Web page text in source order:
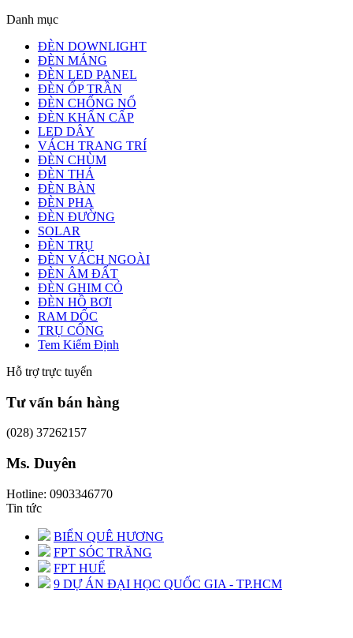
Danh mục
ĐÈN DOWNLIGHT
ĐÈN MÁNG
ĐÈN LED PANEL
ĐÈN ỐP TRẦN
ĐÈN CHỐNG NỔ
ĐÈN KHẨN CẤP
LED DÂY
VÁCH TRANG TRÍ
ĐÈN CHÙM
ĐÈN THẢ
ĐÈN BÀN
ĐÈN PHA
ĐÈN ĐƯỜNG
SOLAR
ĐÈN TRỤ
ĐÈN VÁCH NGOÀI
ĐÈN ÂM ĐẤT
ĐÈN GHIM CỎ
ĐÈN HỒ BƠI
RAM DỐC
TRỤ CỔNG
Tem Kiểm Định
Hỗ trợ trực tuyến
Tư vấn bán hàng
(028) 37262157
Ms. Duyên
Hotline: 0903346770
Tin tức
BIỂN QUÊ HƯƠNG
FPT SÓC TRĂNG
FPT HUẾ
9 DỰ ÁN ĐẠI HỌC QUỐC GIA - TP.HCM